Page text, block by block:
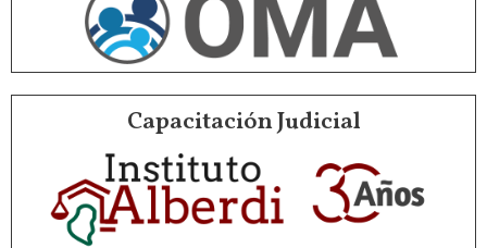
Capacitación Judicial